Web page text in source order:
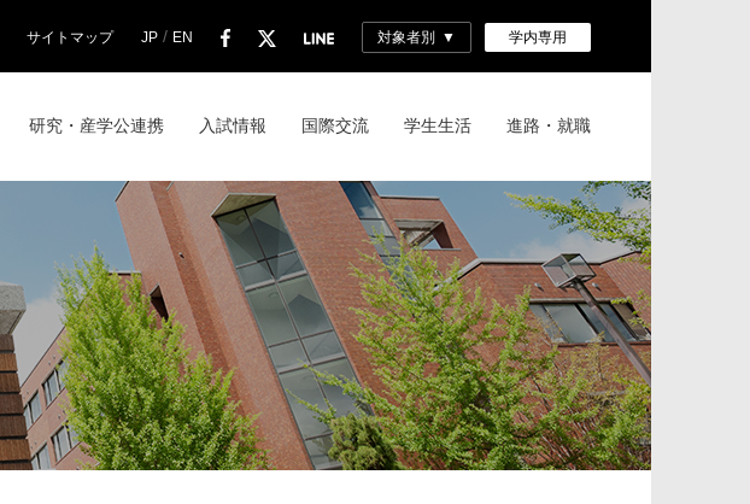
サイトマップ JP / EN 対象者別 学内専用
研究・産学公連携 入試情報 国際交流 学生生活 進路・就職